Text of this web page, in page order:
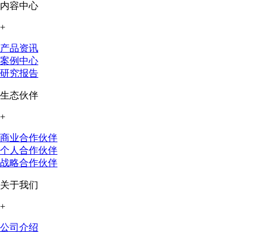
内容中心
+
产品资讯
案例中心
研究报告
生态伙伴
+
商业合作伙伴
个人合作伙伴
战略合作伙伴
关于我们
+
公司介绍